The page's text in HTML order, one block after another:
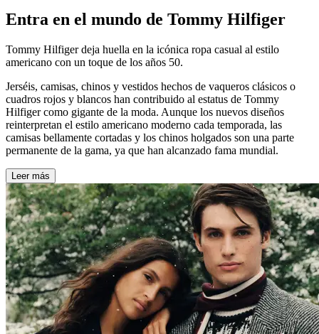
Entra en el mundo de Tommy Hilfiger
Tommy Hilfiger deja huella en la icónica ropa casual al estilo
americano con un toque de los años 50.
Jerséis, camisas, chinos y vestidos hechos de vaqueros clásicos o
cuadros rojos y blancos han contribuido al estatus de Tommy
Hilfiger como gigante de la moda. Aunque los nuevos diseños
reinterpretan el estilo americano moderno cada temporada, las
camisas bellamente cortadas y los chinos holgados son una parte
permanente de la gama, ya que han alcanzado fama mundial.
Leer más